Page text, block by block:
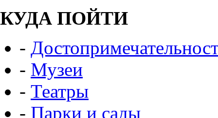
КУДА ПОЙТИ
-
- Музеи
- Театры
- Парки и сады